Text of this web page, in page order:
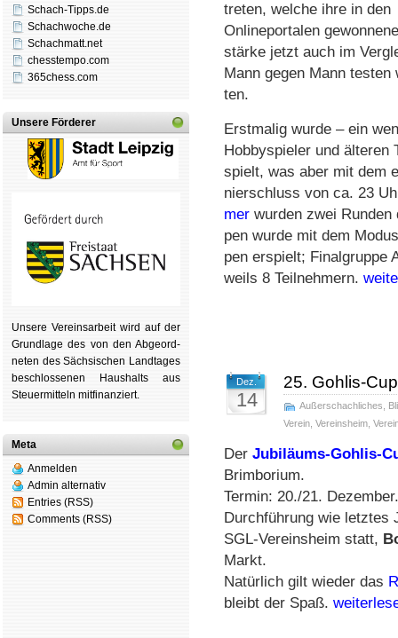
Schach-Tipps.de
Schachwoche.de
Schachmatt.net
chesstempo.com
365chess.com
Unsere Förderer
Unsere Ver­eins­ar­beit wird auf der
Grund­lage des von den Ab­ge­ord­
ne­ten des Säch­si­schen Land­tages
be­schlos­se­nen Haus­halts aus
Steu­er­mitteln mit­fi­nan­ziert.
Meta
Anmelden
Admin alternativ
Entries (RSS)
Comments (RSS)
tre­ten, wel­che ihre in den
Online­por­ta­len
stär­ke jetzt auch im
Mann gegen Mann
ten.
Erst­malig wurde – ein
Hobby­spie­ler und
spielt, was aber mit dem
nier­schluss von ca. 23
mer wur­den zwei
pen wur­de mit dem
pen er­spielt; Fi­nal­grup­pe
weils 8 Teil­neh­mern.
Dez.
14
25. Gohlis-
Außerschachliches
Verein Vereinsheim
Der Jubiläums-Gohlis-
Brimborium.
Termin: 20./21. Dezember.
Durchführung wie letztes
SGL-Vereinsheim statt,
Markt.
Natürlich gilt wieder das
bleibt der Spaß.